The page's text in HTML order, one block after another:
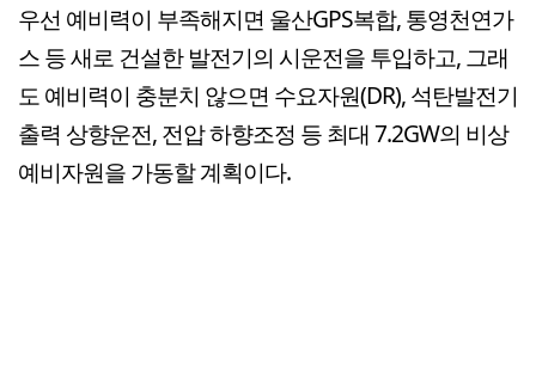
우선 예비력이 부족해지면 울산GPS복합, 통영천연가
스 등 새로 건설한 발전기의 시운전을 투입하고, 그래
도 예비력이 충분치 않으면 수요자원(DR), 석탄발전기
출력 상향운전, 전압 하향조정 등 최대 7.2GW의 비상
예비자원을 가동할 계획이다.